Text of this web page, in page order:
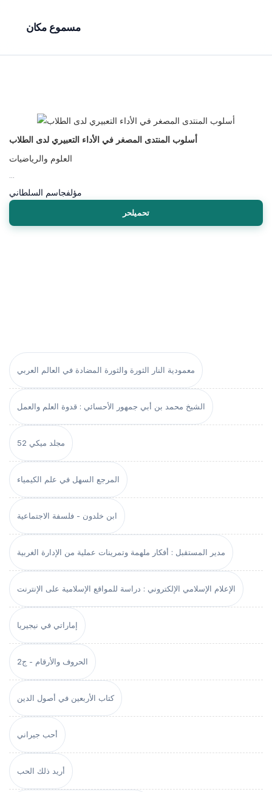
مسموع مكان
معمودية النار الثورة والثورة المضادة في العالم العربي
الشيخ محمد بن أبي جمهور الأحسائي : قدوة العلم والعمل
مجلد ميكي 52
المرجع السهل في علم الكيمياء
ابن خلدون - فلسفة الاجتماعية
مدير المستقبل : أفكار ملهمة وتمرينات عملية من الإدارة الغربية
الإعلام الإسلامي الإلكتروني : دراسة للمواقع الإسلامية على الإنترنت
إماراتي في نيجيريا
الحروف والأرقام - ج2
كتاب الأربعين في أصول الدين
أحب جيراني
أريد ذلك الحب
أسلوب المنتدى المصغر في الأداء التعبيري لدى الطلاب
العلوم والرياضيات
مؤلفجاسم السلطاني
تحميلحر